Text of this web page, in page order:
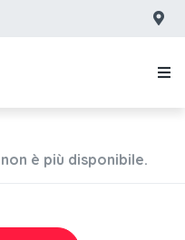
è più disponibile.